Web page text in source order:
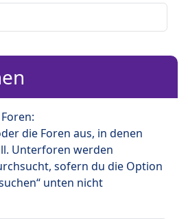
die Foren aus, in denen
Unterforen werden
sofern du die Option
unten nicht